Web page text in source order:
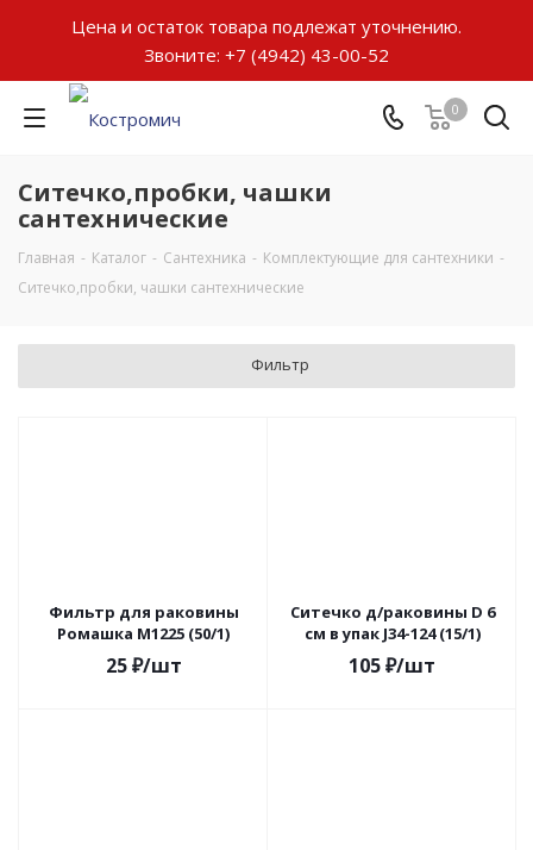
Цена и остаток товара подлежат уточнению.
Звоните: +7 (4942) 43-00-52
0
Ситечко,пробки, чашки
сантехнические
Главная - Каталог - Сантехника - Комплектующие для сантехники -
Ситечко,пробки, чашки сантехнические
Фильтр
Фильтр для раковины
Ромашка М1225 (50/1)
25₽/шт
Ситечко д/раковины D 6
см в упак J34-124 (15/1)
105₽/шт